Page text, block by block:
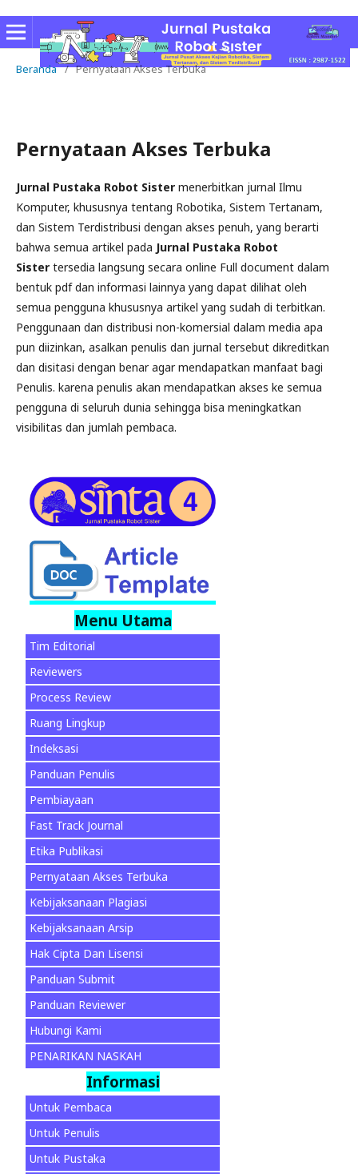
Beranda / Pernyataan Akses Terbuka
Pernyataan Akses Terbuka
Jurnal Pustaka Robot Sister menerbitkan jurnal Ilmu
Komputer, khususnya tentang Robotika, Sistem Tertanam,
dan Sistem Terdistribusi dengan akses penuh, yang berarti
bahwa semua artikel pada Jurnal Pustaka Robot
Sister tersedia langsung secara online Full document dalam
bentuk pdf dan informasi lainnya yang dapat dilihat oleh
semua pengguna khususnya artikel yang sudah di terbitkan.
Penggunaan dan distribusi non-komersial dalam media apa
pun diizinkan, asalkan penulis dan jurnal tersebut dikreditkan
dan disitasi dengan benar agar mendapatkan manfaat bagi
Penulis. karena penulis akan mendapatkan akses ke semua
pengguna di seluruh dunia sehingga bisa meningkatkan
visibilitas dan jumlah pembaca.
Menu Utama
Tim Editorial
Reviewers
Process Review
Ruang Lingkup
Indeksasi
Panduan Penulis
Pembiayaan
Fast Track Journal
Etika Publikasi
Pernyataan Akses Terbuka
Kebijaksanaan Plagiasi
Kebijaksanaan Arsip
Hak Cipta Dan Lisensi
Panduan Submit
Panduan Reviewer
Hubungi Kami
PENARIKAN NASKAH
Informasi
Untuk Pembaca
Untuk Penulis
Untuk Pustaka